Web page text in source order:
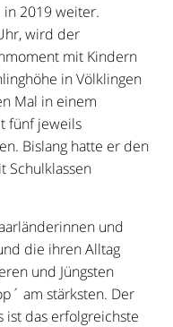
in 2019 weiter.
wird der
mit Kindern
in Völklingen
Mal in einem
fünf jeweils
Bislang hatte er den
Schulklassen
und
die ihren Alltag
und Jüngsten
am stärksten. Der
ist das erfolgreichste